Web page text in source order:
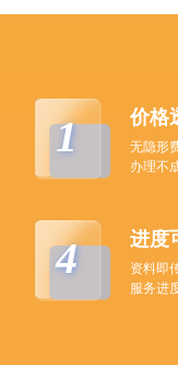
1 价格
无隐形
办理不
4 进度
资料即
服务进